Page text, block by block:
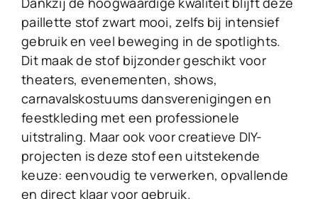
paillette stof zwart mooi, zelfs bij intensief
gebruik en veel beweging in de spotlights.
Dit maak de stof bijzonder geschikt voor
theaters, evenementen, shows,
carnavalskostuums dansverenigingen en
feestkleding met een professionele
uitstraling. Maar ook voor creatieve DIY-
projecten is deze stof een uitstekende
keuze: eenvoudig te verwerken, opvallende
en direct klaar voor gebruik.